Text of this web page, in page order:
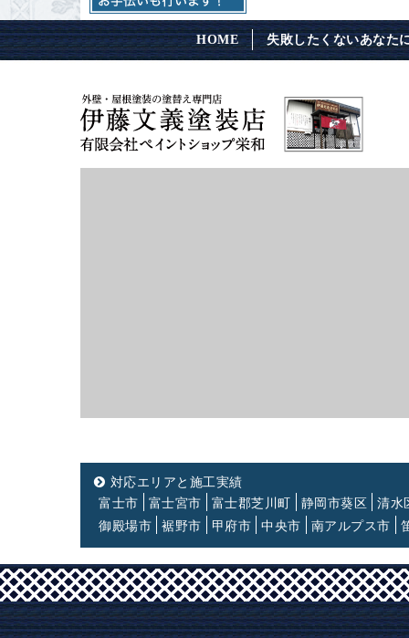
HOME 失敗したくないあなた
対応エリアと施工実績
富士市
富士宮市 富士郡芝川町 静岡市葵区
清水
御殿場市
裾野市 甲府市 中央市 南アルプス市